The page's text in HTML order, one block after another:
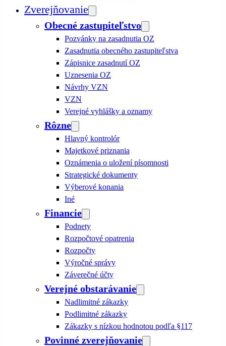
Zverejňovanie
Obecné zastupiteľstvo
Pozvánky na zasadnutia OZ
Zasadnutia obecného zastupiteľstva
Zápisnice zasadnutí OZ
Uznesenia OZ
Návrhy VZN
VZN
Verejné vyhlášky a oznamy
Rôzne
Hlavný kontrolór
Majetkové priznania
Oznámenia o uložení písomnosti
Strategické dokumenty
Výberové konania
Iné
Financie
Podnety
Rozpočtové opatrenia
Rozpočty
Výročné správy
Záverečné účty
Verejné obstarávanie
Nadlimitné zákazky
Podlimitné zákazky
Zákazky s nízkou hodnotou podľa §117
Povinné zverejňovanie